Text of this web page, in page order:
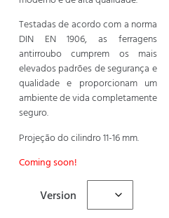
Testadas de acordo com a norma
DIN EN 1906, as ferragens
antirroubo cumprem os mais
elevados padrões de segurança e
qualidade e proporcionam um
ambiente de vida completamente
seguro.
Projeção do cilindro 11-16 mm.
Coming soon!
Version